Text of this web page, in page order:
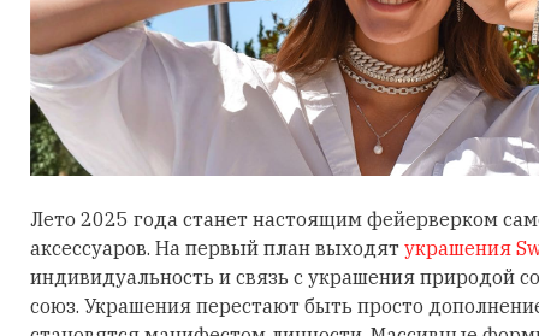
Лето 2025 года станет настоящим фейерверком
аксессуаров. На первый план выходят украшения
индивидуальность и связь с украшения природой
союз. Украшения перестают быть просто